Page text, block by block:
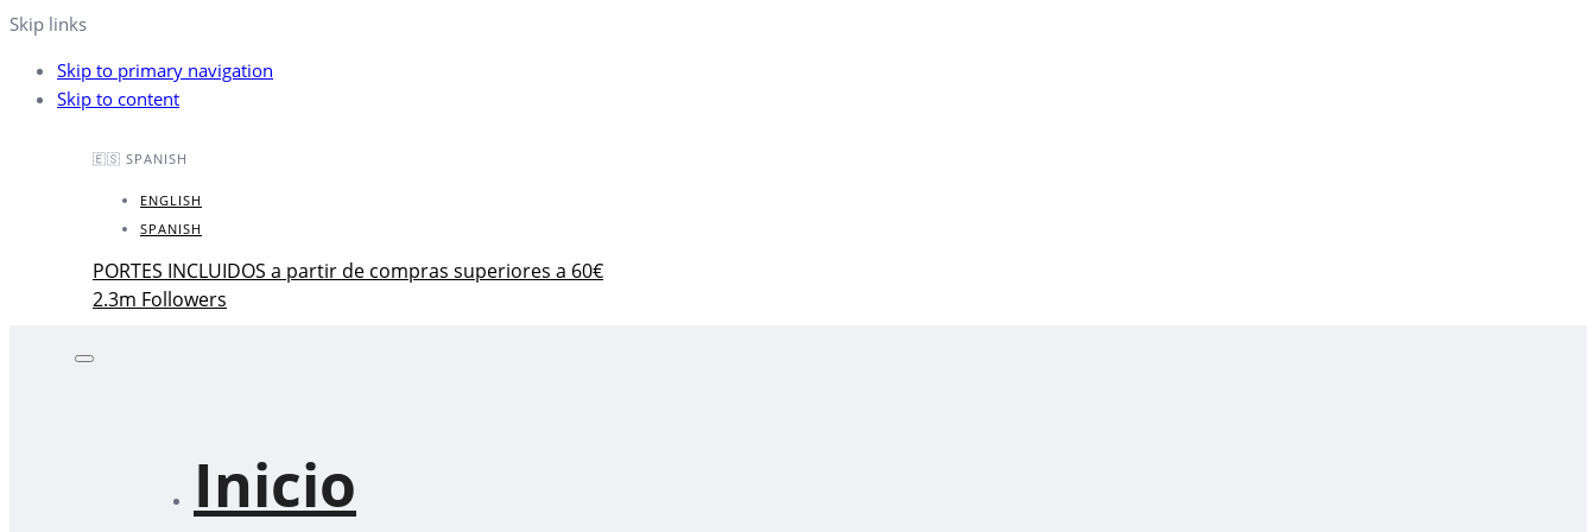
Skip links
Skip to primary navigation
Skip to content
🇪🇸 SPANISH
ENGLISH
SPANISH
PORTES INCLUIDOS a partir de compras superiores a 60€
2.3m Followers
Inicio